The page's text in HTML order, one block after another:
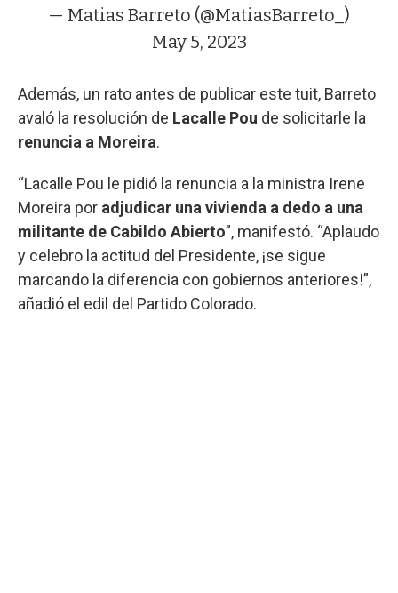
— Matias Barreto (@MatiasBarreto_)
May 5, 2023
Además, un rato antes de publicar este tuit, Barreto
avaló la resolución de Lacalle Pou de solicitarle la
renuncia a Moreira.
“Lacalle Pou le pidió la renuncia a la ministra Irene
Moreira por adjudicar una vivienda a dedo a una
militante de Cabildo Abierto”, manifestó. “Aplaudo
y celebro la actitud del Presidente, ¡se sigue
marcando la diferencia con gobiernos anteriores!”,
añadió el edil del Partido Colorado.